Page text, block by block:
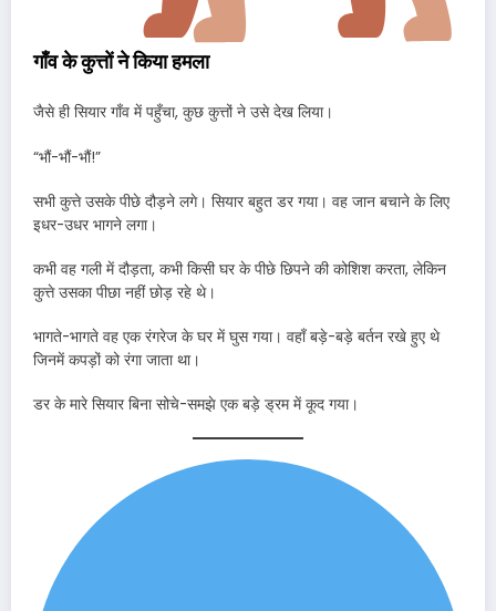
गाँव के कुत्तों ने किया हमला
जैसे ही सियार गाँव में पहुँचा, कुछ कुत्तों ने उसे देख लिया।
“भौं-भौं-भौं!”
सभी कुत्ते उसके पीछे दौड़ने लगे। सियार बहुत डर गया। वह जान बचाने के लिए
इधर-उधर भागने लगा।
कभी वह गली में दौड़ता, कभी किसी घर के पीछे छिपने की कोशिश करता, लेकिन
कुत्ते उसका पीछा नहीं छोड़ रहे थे।
भागते-भागते वह एक रंगरेज के घर में घुस गया। वहाँ बड़े-बड़े बर्तन रखे हुए थे
जिनमें कपड़ों को रंगा जाता था।
डर के मारे सियार बिना सोचे-समझे एक बड़े ड्रम में कूद गया।